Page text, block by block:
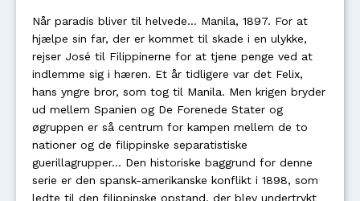
Når paradis bliver til helvede... Manila, 1897. For at
hjælpe sin far, der er kommet til skade i en ulykke,
rejser José til Filippinerne for at tjene penge ved at
indlemme sig i hæren. Et år tidligere var det Felix,
hans yngre bror, som tog til Manila. Men krigen bryder
ud mellem Spanien og De Forenede Stater og
øgruppen er så centrum for kampen mellem de to
nationer og de filippinske separatistiske
guerillagrupper... Den historiske baggrund for denne
serie er den spansk-amerikanske konflikt i 1898, som
ledte til den filippinske opstand, der blev undertrykt